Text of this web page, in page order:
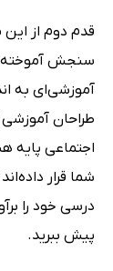
قدم دوم از این
سنجش
آموزشی‌ای به
طراحان آموزشی
اجتماعی پایه
شما قرار
درسی خود را
پیش ببرید.